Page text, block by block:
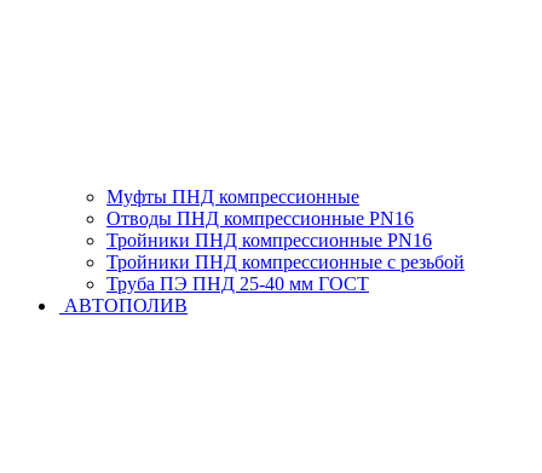
Муфты ПНД компрессионные
Отводы ПНД компрессионные PN16
Тройники ПНД компрессионные PN16
Тройники ПНД компрессионные с резьбой
Труба ПЭ ПНД 25-40 мм ГОСТ
АВТОПОЛИВ